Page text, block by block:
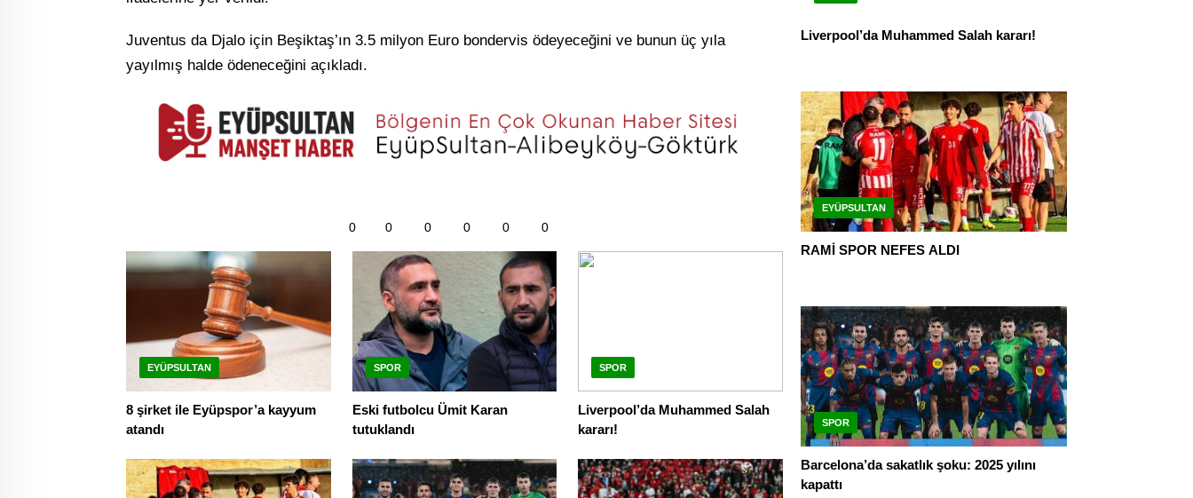
Juventus da Djalo için Beşiktaş’ın 3.5 milyon Euro bondervis ödeyeceğini ve bunun üç yıla
yayılmış halde ödeneceğini açıkladı.
0 0 0 0 0 0
EYÜPSULTAN
8 şirket ile Eyüpspor’a kayyum
atandı
SPOR
Eski futbolcu Ümit Karan
tutuklandı
SPOR
Liverpool’da Muhammed Salah
kararı!
Liverpool’da Muhammed Salah kararı!
EYÜPSULTAN
RAMİ SPOR NEFES ALDI
SPOR
Barcelona’da sakatlık şoku: 2025 yılını
kapattı